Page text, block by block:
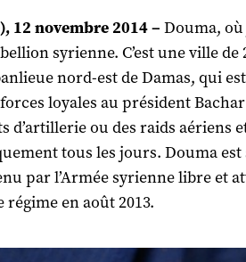
12 novembre 2014 – Douma, où
syrienne. C’est une ville de
nord-est de Damas, qui
loyales au président
d’artillerie ou des raids aériens
tous les jours. Douma est
par l’Armée syrienne libre et
en août 2013.